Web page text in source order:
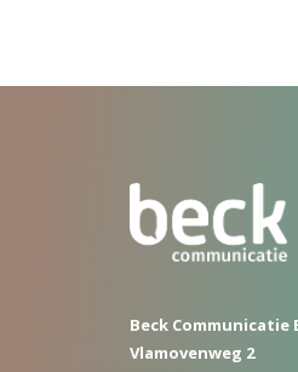
Beck Communicatie
Vlamovenweg 2